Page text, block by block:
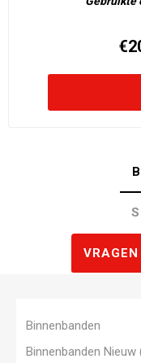
Binnenbanden
Binnenbanden